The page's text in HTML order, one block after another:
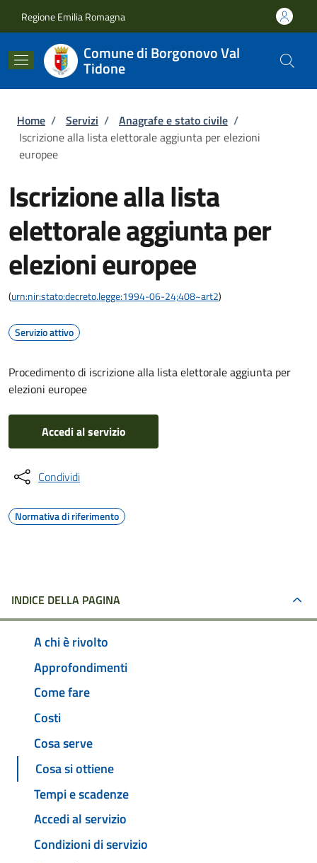
Regione Emilia Romagna
Comune di Borgonovo Val
Tidone
Briciole di pane
Home / Servizi / Anagrafe e stato civile /
Iscrizione alla lista elettorale aggiunta per elezioni
europee
Iscrizione alla lista
elettorale aggiunta per
elezioni europee
(urn:nir:stato:decreto.legge:1994-06-24;408~art2)
Servizio attivo
Procedimento di iscrizione alla lista elettorale aggiunta per
elezioni europee
Accedi al servizio
Condividi
Normativa di riferimento
INDICE DELLA PAGINA
A chi è rivolto
Approfondimenti
Come fare
Costi
Cosa serve
Cosa si ottiene
Tempi e scadenze
Accedi al servizio
Condizioni di servizio